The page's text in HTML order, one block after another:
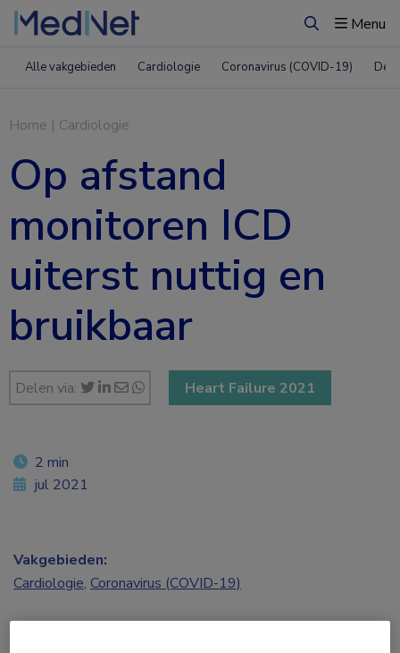
ZoekenMenu
Alle vakgebieden Cardiologie Coronavirus (COVID-19)
Home | Cardiologie
Op afstand
monitoren ICD
uiterst nuttig en
bruikbaar
Delen via: Heart Failure 2021
2 min
jul 2021
Vakgebieden:
Cardiologie, Coronavirus (COVID-19)